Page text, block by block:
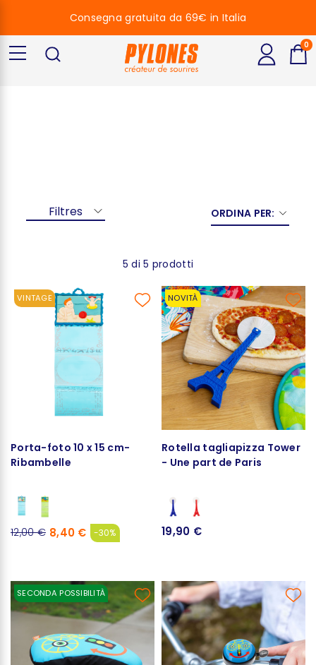
Filtres ORDINA PER:
5 di 5 prodotti
VINTAGE
Porta-foto 10 x 15 cm-
Ribambelle
12,00 € 8,40 € -30%
NOVITÀ
Rotella tagliapizza Tower
- Une part de Paris
19,90 €
SECONDA POSSIBILITÀ
Consegna gratuita da 69€ in Italia
0